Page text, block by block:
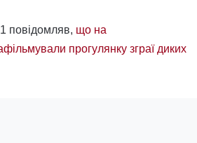
повідомляв, що на
прогулянку зграї диких